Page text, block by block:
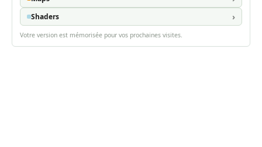
Shaders
Votre version est mémorisée pour vos prochaines visites.